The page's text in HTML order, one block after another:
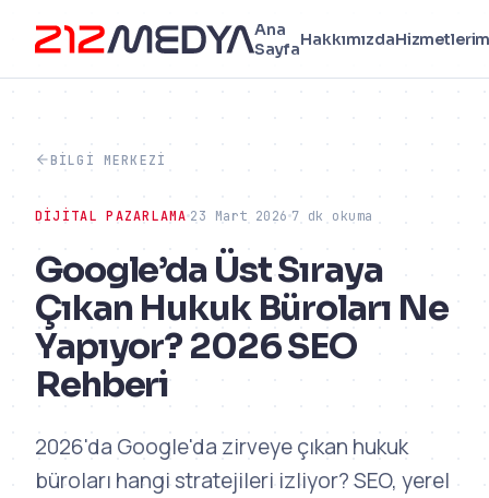
Ana
SayfaHakkımızda
BILGI MERKEZI
DIJITAL PAZARLAMA 23 Mart 2026 7 dk okuma
Google’da Üst Sıraya
Çıkan Hukuk Büroları Ne
Yapıyor? 2026 SEO
Rehberi
2026'da Google'da zirveye çıkan hukuk
büroları hangi stratejileri izliyor? SEO, yerel